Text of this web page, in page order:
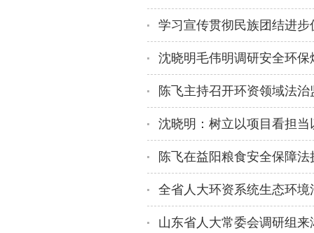
学习宣传贯彻民族团结进
沈晓明毛伟明调研安全环
陈飞主持召开环资领域法
全省人大环资系统生态环